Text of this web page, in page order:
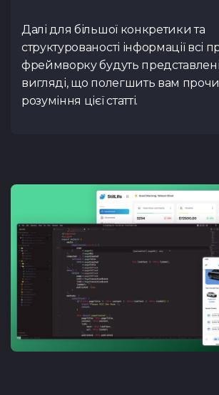
Далі для більшої конкретики та
структурованості інформації всі
фреймворку будуть
вигляді, що полегшить вам
розуміння цієї статті.